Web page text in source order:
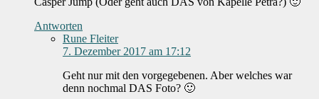
Antworten
Rune Fleiter
7. Dezember 2017 am 17:12
Geht nur mit den vorgegebenen. Aber welches war
denn nochmal DAS Foto? 🙂